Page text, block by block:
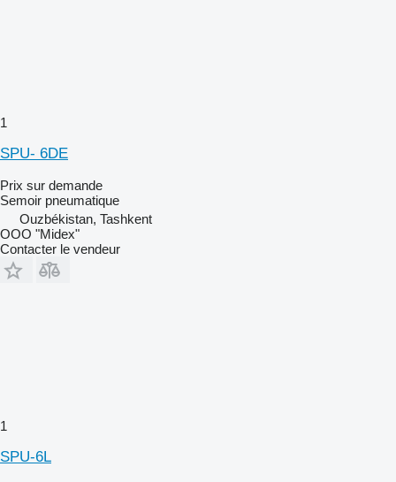
1
SPU- 6DE
Prix sur demande
Semoir pneumatique
Ouzbékistan, Tashkent
OOO "Midex"
Contacter le vendeur
1
SPU-6L